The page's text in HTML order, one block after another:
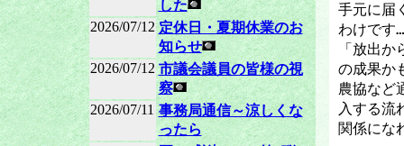
した
2026/07/12 定休日・夏期休業のお
知らせ
2026/07/12 市議会議員の皆様の視
察
2026/07/11 事務局通信～涼しくな
ったら
手元に届
わけです
「放出
の成果か
農協など
入する流
関係にな